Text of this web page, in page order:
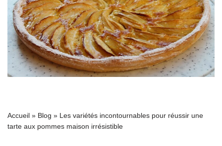
Accueil » Blog » Les variétés incontournables pour réussir une
tarte aux pommes maison irrésistible